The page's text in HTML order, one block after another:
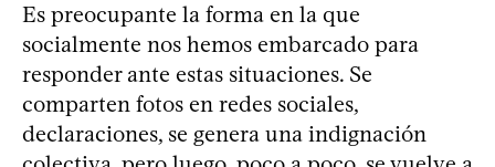
Es preocupante la forma en la que
socialmente nos hemos embarcado para
responder ante estas situaciones. Se
comparten fotos en redes sociales,
declaraciones, se genera una indignación